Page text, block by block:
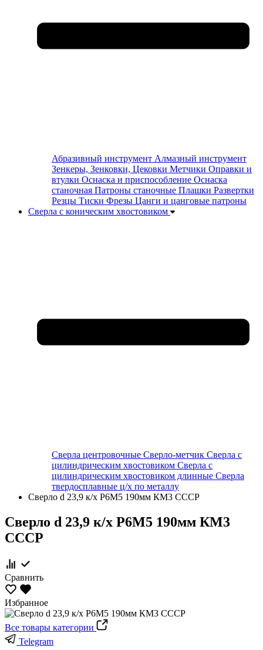
Абразивный инструмент Алмазный инструмент
Зенкеры, Зенковки, Цековки Метчики Оправки и
втулки Оснаска и приспособление Оснаска
станочная Патроны станочные Плашки Развертки
Резцы Тиски Фрезы Цанги и цанговые патроны
Сверла с коническим хвостовиком
Сверла центровочные Сверло-метчик Сверла с
цилиндрическим хвостовиком Сверла с
цилиндрическим хвостовиком длинные Сверла
твердосплавные ц/х по металлу
Сверло d 23,9 к/х Р6М5 190мм КМ3 СССР
Сверло d 23,9 к/х Р6М5 190мм КМ3
СССР
Сравнить
Избранное
Все товары категории
Telegram